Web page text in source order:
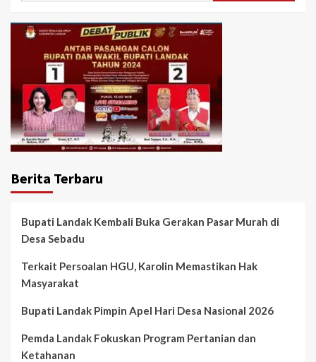
Berita Terbaru
Bupati Landak Kembali Buka Gerakan Pasar Murah di
Desa Sebadu
Terkait Persoalan HGU, Karolin Memastikan Hak
Masyarakat
Bupati Landak Pimpin Apel Hari Desa Nasional 2026
Pemda Landak Fokuskan Program Pertanian dan
Ketahanan